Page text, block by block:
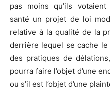
pas moins qu’ils votaient
santé un projet de loi
relative à la qualité de la
derrière lequel se cache le
des pratiques de
pourra faire l’objet d’une
ou s’il est l’objet d’une